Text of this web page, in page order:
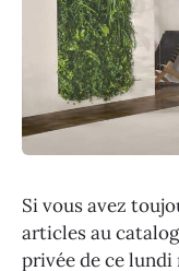
Si vous avez
articles au
privée de ce lundi